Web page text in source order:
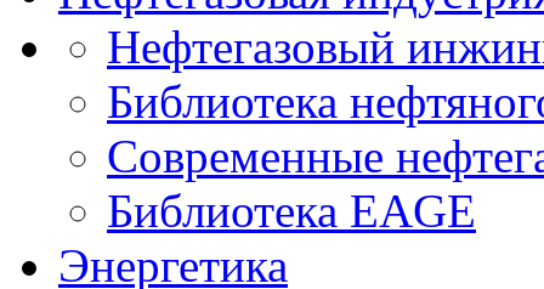
Нефтегазовый
Библиотека
Современные
Библиотека EAGE
Энергетика